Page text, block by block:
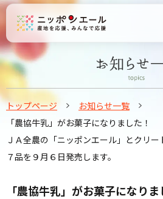
トップページ
お知らせ一覧
「農協牛乳」がお菓子になりました！
ＪＡ全農の「ニッポンエール」とクリ
７品を９月６日発売します。
「農協牛乳」がお菓子になりま